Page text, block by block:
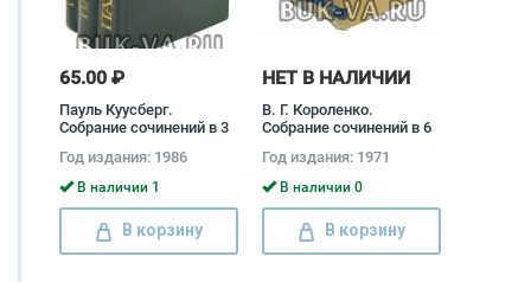
65.00 ₽
Пауль Куусберг.
Собрание сочинений в 3
Куусберг
Год издания: 1986
В наличии 1
В корзину
НЕТ В НАЛИЧИИ
В. Г. Короленко.
Собрание сочинений в 6
Владимир Короленко
Год издания: 1971
В наличии 0
В корзину